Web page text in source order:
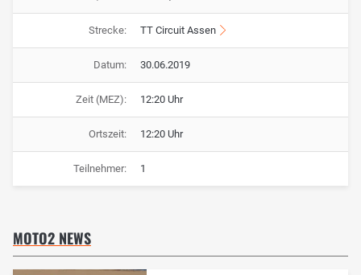
Strecke: TT Circuit Assen
Datum: 30.06.2019
Zeit (MEZ): 12:20 Uhr
Ortszeit: 12:20 Uhr
Teilnehmer: 1
MOTO2 NEWS